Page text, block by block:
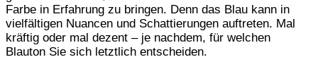
Farbe in Erfahrung zu bringen. Denn das Blau kann in
vielfältigen Nuancen und Schattierungen auftreten. Mal
kräftig oder mal dezent – je nachdem, für welchen
Blauton Sie sich letztlich entscheiden.